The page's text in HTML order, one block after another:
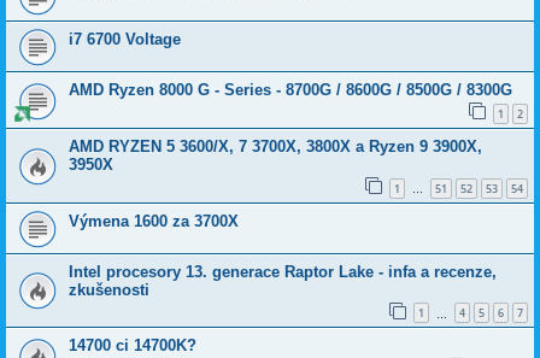
i7 6700 Voltage
AMD Ryzen 8000 G - Series - 8700G / 8600G / 8500G / 8300G
1 2
AMD RYZEN 5 3600/X, 7 3700X, 3800X a Ryzen 9 3900X,
3950X
1 … 51 52 53 54
Výmena 1600 za 3700X
Intel procesory 13. generace Raptor Lake - infa a recenze,
zkušenosti
1 4 5 6 7
14700 ci 14700K?